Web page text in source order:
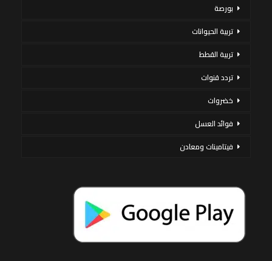
بورصة
تربية الحيوانات
تربية القطط
تردد قنوات
خضروات
فوائد العسل
فيتامينات ومعادن